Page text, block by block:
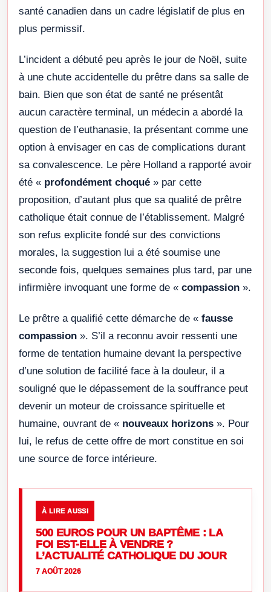
santé canadien dans un cadre législatif de plus en
plus permissif.
L’incident a débuté peu après le jour de Noël, suite
à une chute accidentelle du prêtre dans sa salle de
bain. Bien que son état de santé ne présentât
aucun caractère terminal, un médecin a abordé la
question de l’euthanasie, la présentant comme une
option à envisager en cas de complications durant
sa convalescence. Le père Holland a rapporté avoir
été « profondément choqué » par cette
proposition, d’autant plus que sa qualité de prêtre
catholique était connue de l’établissement. Malgré
son refus explicite fondé sur des convictions
morales, la suggestion lui a été soumise une
seconde fois, quelques semaines plus tard, par une
infirmière invoquant une forme de « compassion ».
Le prêtre a qualifié cette démarche de « fausse
compassion ». S’il a reconnu avoir ressenti une
forme de tentation humaine devant la perspective
d’une solution de facilité face à la douleur, il a
souligné que le dépassement de la souffrance peut
devenir un moteur de croissance spirituelle et
humaine, ouvrant de « nouveaux horizons ». Pour
lui, le refus de cette offre de mort constitue en soi
une source de force intérieure.
À LIRE AUSSI
500 EUROS POUR UN BAPTÊME : LA
FOI EST-ELLE À VENDRE ?
L’ACTUALITÉ CATHOLIQUE DU JOUR
7 AOÛT 2026